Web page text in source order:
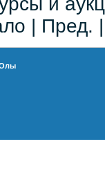
| Пред.
Олы